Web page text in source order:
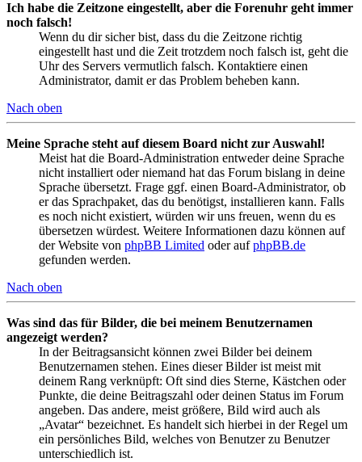
Ich habe die Zeitzone eingestellt, aber die Forenuhr geht immer
noch falsch!
Wenn du dir sicher bist, dass du die Zeitzone richtig
eingestellt hast und die Zeit trotzdem noch falsch ist, geht die
Uhr des Servers vermutlich falsch. Kontaktiere einen
Administrator, damit er das Problem beheben kann.
Nach oben
Meine Sprache steht auf diesem Board nicht zur Auswahl!
Meist hat die Board-Administration entweder deine Sprache
nicht installiert oder niemand hat das Forum bislang in deine
Sprache übersetzt. Frage ggf. einen Board-Administrator, ob
er das Sprachpaket, das du benötigst, installieren kann. Falls
es noch nicht existiert, würden wir uns freuen, wenn du es
übersetzen würdest. Weitere Informationen dazu können auf
der Website von phpBB Limited oder aufphpBB.de
gefunden werden.
Nach oben
Was sind das für Bilder, die bei meinem Benutzernamen
angezeigt werden?
In der Beitragsansicht können zwei Bilder bei deinem
Benutzernamen stehen. Eines dieser Bilder ist meist mit
deinem Rang verknüpft: Oft sind dies Sterne, Kästchen oder
Punkte, die deine Beitragszahl oder deinen Status im Forum
angeben. Das andere, meist größere, Bild wird auch als
„Avatar“ bezeichnet. Es handelt sich hierbei in der Regel um
ein persönliches Bild, welches von Benutzer zu Benutzer
unterschiedlich ist.